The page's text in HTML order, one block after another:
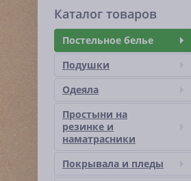
Каталог товаров
Постельное белье
Подушки
Одеяла
Простыни на
резинке и
наматраcники
Покрывала и пледы